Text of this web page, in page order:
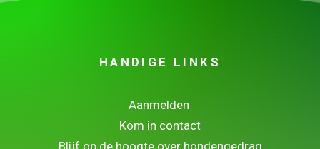
HANDIGE LINKS
Aanmelden
Kom in contact
Blijf op de hoogte over hondengedrag